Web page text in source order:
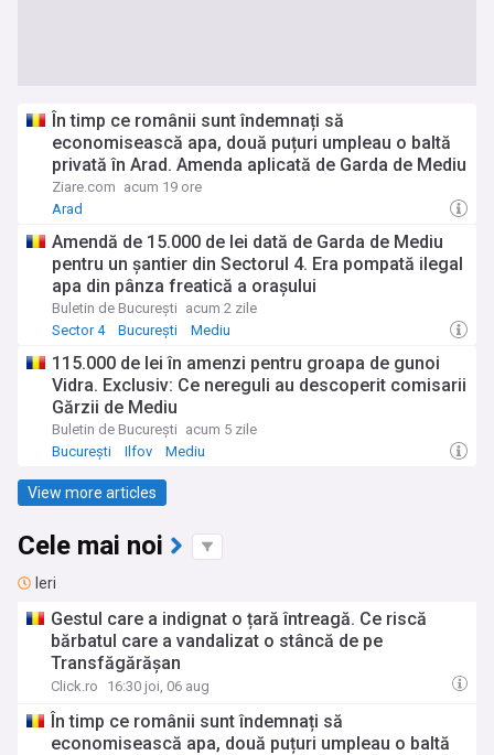
În timp ce românii sunt îndemnați să
economisească apa, două puțuri umpleau o baltă
privată în Arad. Amenda aplicată de Garda de Mediu
Ziare.com acum 19 ore
Arad
Amendă de 15.000 de lei dată de Garda de Mediu
pentru un șantier din Sectorul 4. Era pompată ilegal
apa din pânza freatică a orașului
Buletin de București acum 2 zile
Sector 4
București Mediu
115.000 de lei în amenzi pentru groapa de gunoi
Vidra. Exclusiv: Ce nereguli au descoperit comisarii
Gărzii de Mediu
Buletin de București acum 5 zile
București
Ilfov Mediu
View more articles
Cele mai noi
Ieri
Gestul care a indignat o țară întreagă. Ce riscă
bărbatul care a vandalizat o stâncă de pe
Transfăgărășan
Click.ro 16:30 joi, 06 aug
În timp ce românii sunt îndemnați să
economisească apa, două puțuri umpleau o baltă